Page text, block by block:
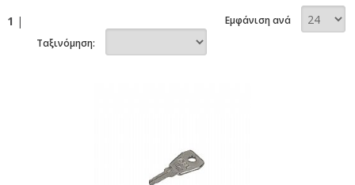
1 |
Εμφάνιση ανά
Ταξινόμηση: